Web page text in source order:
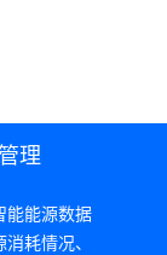
理
能能源数据
耗情况、